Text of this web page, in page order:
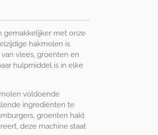
gemakkelijker met onze
hakmolen is
vlees, groenten en
hulpmiddel is in elke
voldoende
ingrediënten te
groenten hakt
deze machine staat